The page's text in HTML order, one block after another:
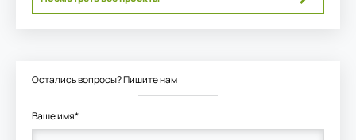
Остались вопросы? Пишите нам
Ваше имя*